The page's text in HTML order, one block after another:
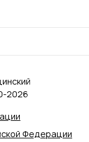
Федерации